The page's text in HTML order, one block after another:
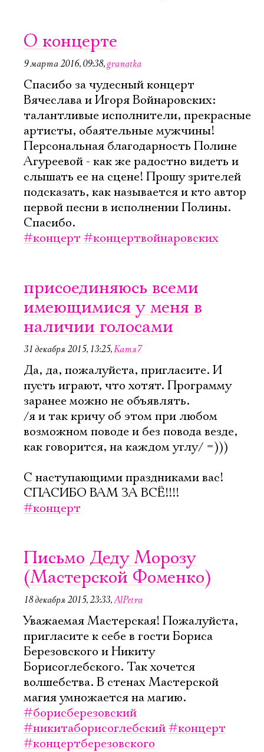
О концерте
9 марта 2016, 09:38,granatka
Спасибо за чудесный концерт
Вячеслава и Игоря Войнаровских:
талантливые исполнители, прекрасные
артисты, обаятельные мужчины!
Персональная благодарность Полине
Агуреевой - как же радостно видеть и
слышать ее на сцене! Прошу зрителей
подсказать, как называется и кто автор
первой песни в исполнении Полины.
Спасибо.
#концерт #концертвойнаровских
присоединяюсь всеми
имеющимися у меня в
наличии голосами
31 декабря 2015, 13:25,Катя7
Да, да, пожалуйста, пригласите. И
пусть играют, что хотят. Программу
заранее можно не объявлять.
/я и так кричу об этом при любом
возможном поводе и без повода везде,
как говорится, на каждом углу/ =)))
С наступающими праздниками вас!
СПАСИБО ВАМ ЗА ВСЁ!!!!
#концерт
Письмо Деду Морозу
(Мастерской Фоменко)
18 декабря 2015, 23:33,AlPetra
Уважаемая Мастерская! Пожалуйста,
пригласите к себе в гости Бориса
Березовского и Никиту
Борисоглебского. Так хочется
волшебства. В стенах Мастерской
магия умножается на магию.
#борисберезовский
#никитаборисоглебский#концерт
#концертберезовского